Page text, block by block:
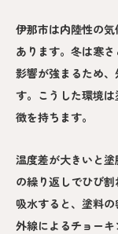
伊那市は内陸性の
あります。冬は寒
影響が強まるため
す。こうした環境
徴を持ちます。
温度差が大きいと
の繰り返しでひび
吸水すると、塗料
外線によるチョー